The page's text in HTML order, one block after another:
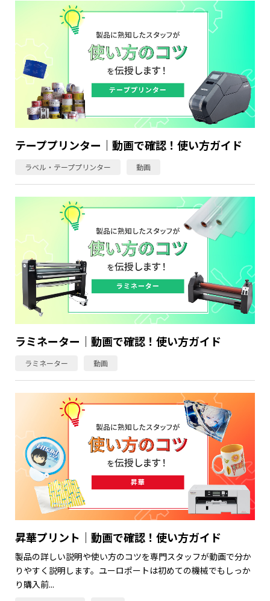
テーププリンター｜動画で確認！使い方ガイド
ラベル・テーププリンター 動画
ラミネーター｜動画で確認！使い方ガイド
ラミネーター 動画
昇華プリント｜動画で確認！使い方ガイド
製品の詳しい説明や使い方のコツを専門スタッフが動画で分か
りやすく説明します。ユーロポートは初めての機械でもしっか
り購入前...